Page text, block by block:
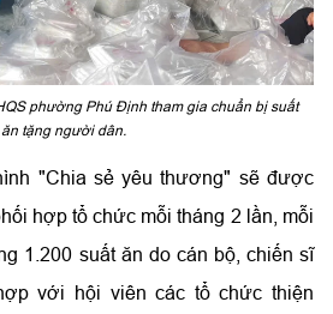
phường Phú Định tham gia chuẩn bị suất
ăn tặng người dân.
"Chia sẻ yêu thương" sẽ được
hợp tổ chức mỗi tháng 2 lần, mỗi
1.200 suất ăn do cán bộ, chiến sĩ
với hội viên các tổ chức thiện